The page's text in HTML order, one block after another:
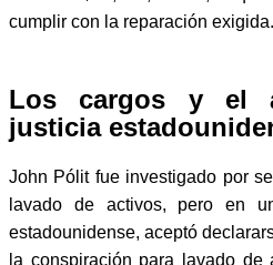
cumplir con la reparación exigida.
Los cargos y el
justicia
John Pólit fue investigado por
lavado de activos, pero en
estadounidense, aceptó
la conspiración para lavado de